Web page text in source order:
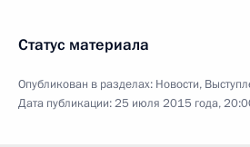
Статус материала
Опубликован в разделах: Новости,
Дата публикации:25 июля 2015 года,